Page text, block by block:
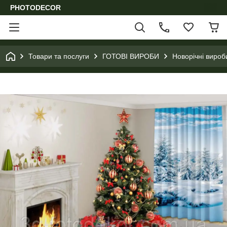
PHOTODECOR
Товари та послуги ГОТОВІ ВИРОБИ Новорічні